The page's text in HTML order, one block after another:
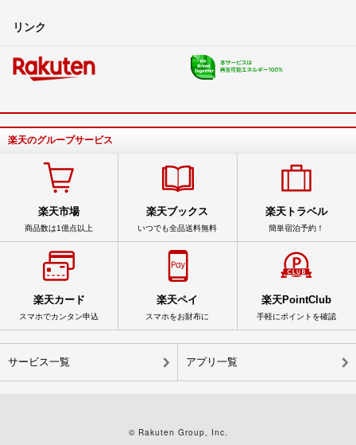
リンク
楽天のグループサービス
楽天市場
商品数は1億点以上
楽天ブックス
いつでも全品送料無料
楽天トラベル
簡単宿泊予約！
楽天カード
スマホでカンタン申込
楽天ペイ
スマホをお財布に
楽天PointClub
手軽にポイントを確認
サービス一覧 アプリ一覧
© Rakuten Group, Inc.